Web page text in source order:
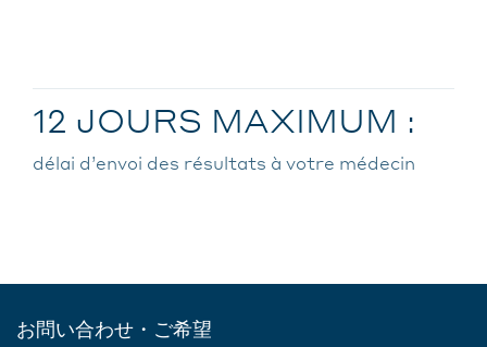
12 JOURS MAXIMUM :
délai d’envoi des résultats à votre médecin
お問い合わせ・ご希望